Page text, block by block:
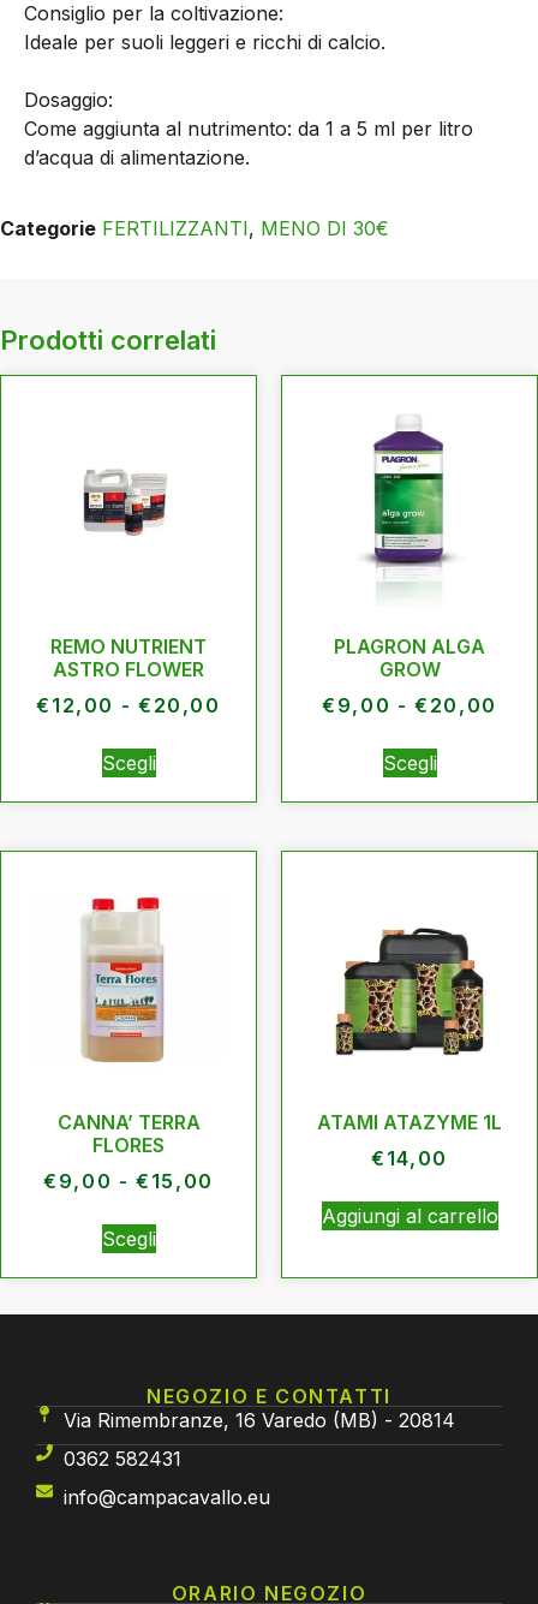
Consiglio per la coltivazione:
Ideale per suoli leggeri e ricchi di calcio.
Dosaggio:
Come aggiunta al nutrimento: da 1 a 5 ml per litro
d’acqua di alimentazione.
Categorie FERTILIZZANTI, MENO DI 30€
Prodotti correlati
REMO NUTRIENT
ASTRO FLOWER
€ 12,00 - € 20,00
Scegli
PLAGRON ALGA
GROW
€ 9,00 - € 20,00
Scegli
CANNA’ TERRA
FLORES
€ 9,00 - € 15,00
Scegli
ATAMI ATAZYME 1L
€ 14,00
Aggiungi al carrello
NEGOZIO E CONTATTI
Via Rimembranze, 16 Varedo (MB) - 20814
0362 582431
info@campacavallo.eu
ORARIO NEGOZIO